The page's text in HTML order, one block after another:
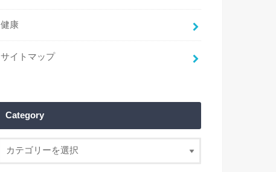
健康
サイトマップ
Category